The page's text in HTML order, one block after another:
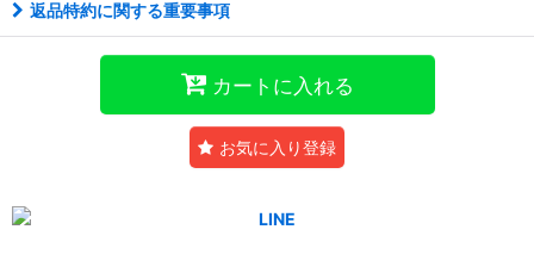
返品特約に関する重要事項
カートに入れる
お気に入り登録